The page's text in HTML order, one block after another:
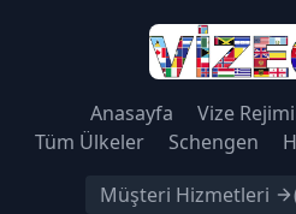
Anasayfa Vize Rejimi
Tüm Ülkeler
Schengen
Müşteri Hizmetleri